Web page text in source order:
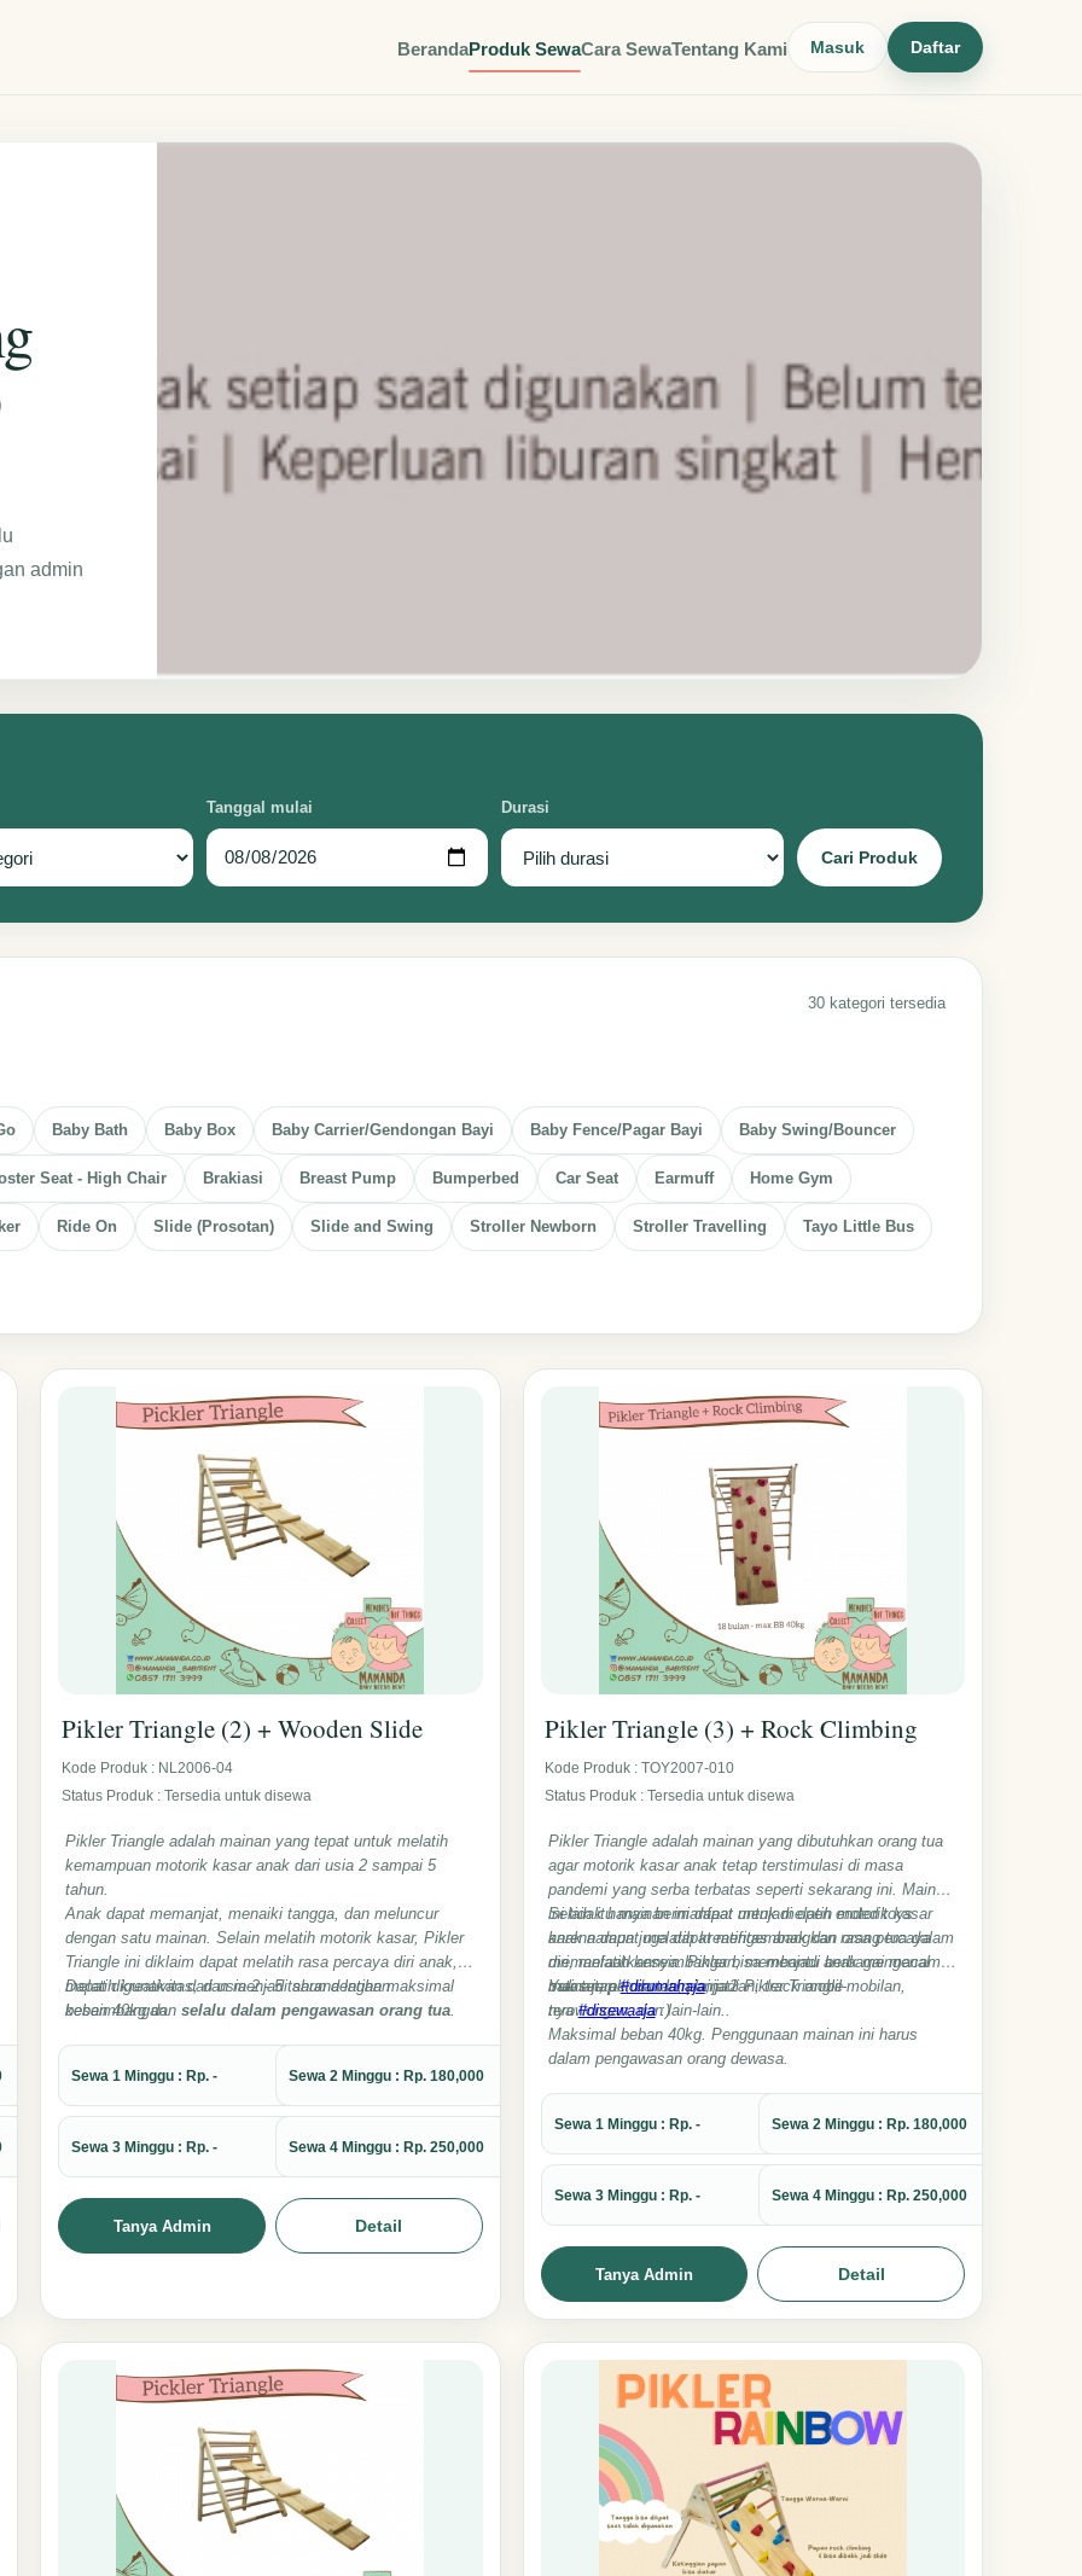
BerandaProduk SewaCara SewaTentang Kami Masuk Daftar
admin
Tanggal mulai Durasi
Cari Produk
30 kategori tersedia
Baby Bath Baby Box Baby Carrier/Gendongan Bayi Baby Fence/Pagar Bayi Baby Swing/Bouncer
Seat - High Chair Brakiasi Breast Pump Bumperbed Car Seat Earmuff Home Gym
Ride On Slide (Prosotan) Slide and Swing Stroller Newborn Stroller Travelling Tayo Little Bus
Pikler Triangle (2) + Wooden Slide
Kode Produk : NL2006-04
Status Produk : Tersedia untuk disewa
Pikler Triangle adalah mainan yang tepat untuk melatih
kemampuan motorik kasar anak dari usia 2 sampai 5
tahun.
Anak dapat memanjat, menaiki tangga, dan meluncur
dengan satu mainan. Selain melatih motorik kasar, Pikler
Triangle ini diklaim dapat melatih rasa percaya diri anak,
melatih kreativitas, dan menjadi sarana latihan
keseimbangan.
Dapat digunakan dari usia 2 - 5 tahun dengan maksimal
beban 40kg danselalu dalam pengawasan orang tua.
Sewa 1 Minggu : Rp. - Sewa 2 Minggu : Rp. 180,000
Sewa 3 Minggu : Rp. - Sewa 4 Minggu : Rp. 250,000
Tanya Admin Detail
Pikler Triangle (3) + Rock Climbing
Kode Produk : TOY2007-010
Status Produk : Tersedia untuk disewa
Pikler Triangle adalah mainan yang dibutuhkan orang tua
agar motorik kasar anak tetap terstimulasi di masa
pandemi yang serba terbatas seperti sekarang ini. Mainan
ini tidak hanya bermanfaat untuk melatih motorik kasar
anak namun juga dapat mengembangkan rasa percaya
diri, melatih keseimbangan, membantu anak mengenal
batas jarak, dan lain-lain.
Selain itu mainan ini dapat menjadi open ended toys
karena dapat melatih kreatifitas anak dan orang tua dalam
memanfaatkannya. Pikler bisa menjadi berbagai macam
mainan, perosotan, panjat2an, track mobil-mobilan,
terowongan, dan lain-lain..
Yuk tetap#dirumahaja, jadi Pikler Triangle
nya#disewaaja:)
Maksimal beban 40kg. Penggunaan mainan ini harus
dalam pengawasan orang dewasa.
Sewa 1 Minggu : Rp. - Sewa 2 Minggu : Rp. 180,000
Sewa 3 Minggu : Rp. - Sewa 4 Minggu : Rp. 250,000
Tanya Admin Detail